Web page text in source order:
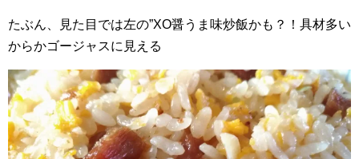
たぶん、見た目では左の”XO醤うま味炒飯かも？！具材多い
からかゴージャスに見える